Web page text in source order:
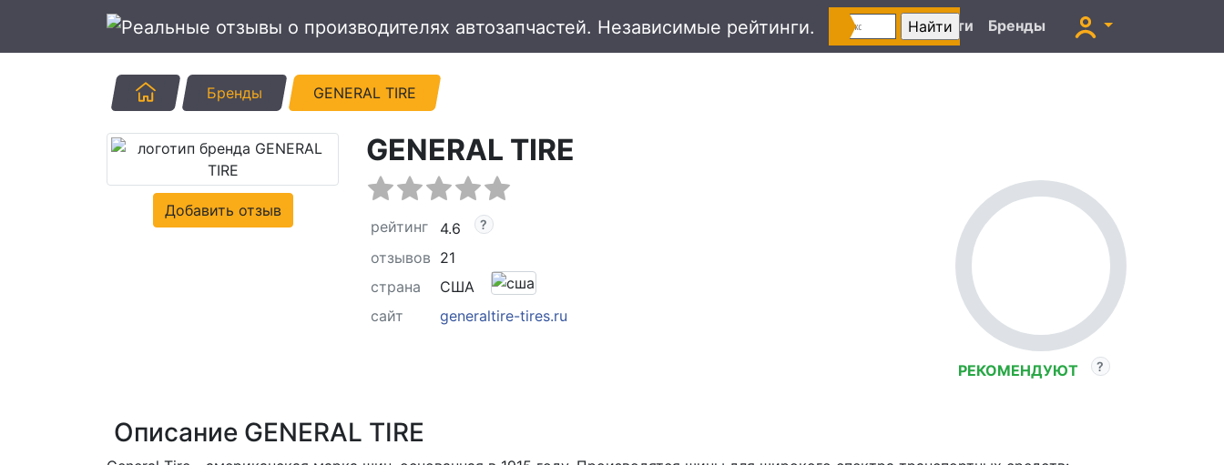
Автоновости Бренды
ГлавнаяБренды GENERAL TIRE
Добавить отзыв
GENERAL TIRE
рейтинг
4.6
отзывов 21
страна
США
сайт
generaltire-tires.ru
РЕКОМЕНДУЮТ
Описание GENERAL TIRE